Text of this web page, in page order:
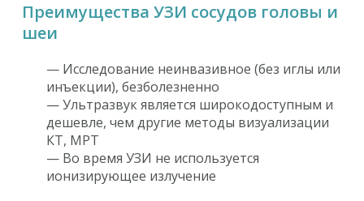
Преимущества УЗИ сосудов головы и
шеи
— Исследование неинвазивное (без иглы или
инъекции), безболезненно
— Ультразвук является широкодоступным и
дешевле, чем другие методы визуализации
КТ, МРТ
— Во время УЗИ не используется
ионизирующее излучение